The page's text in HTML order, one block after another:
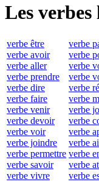
Les verbes
verbe être
verbe avoir
verbe aller
verbe prendre
verbe dire
verbe faire
verbe venir
verbe devoir
verbe voir
verbe joindre
verbe permettre
verbe savoir
verbe vivre
verbe
verbe
verbe
verbe
verbe
verbe
verbe
verbe
verbe
verbe
verbe
verbe
verbe